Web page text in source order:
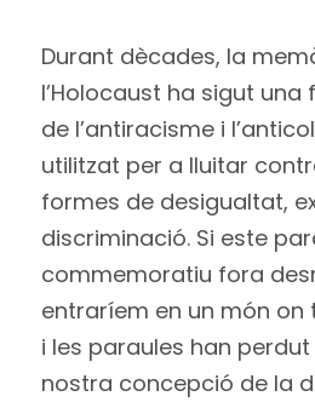
Durant dècades, la
l’Holocaust ha sigut
de l’antiracisme i
utilitzat per a lluitar
formes de desigualtat,
discriminació. Si este
commemoratiu fora
entraríem en un món on
i les paraules han perdut
nostra concepció de la